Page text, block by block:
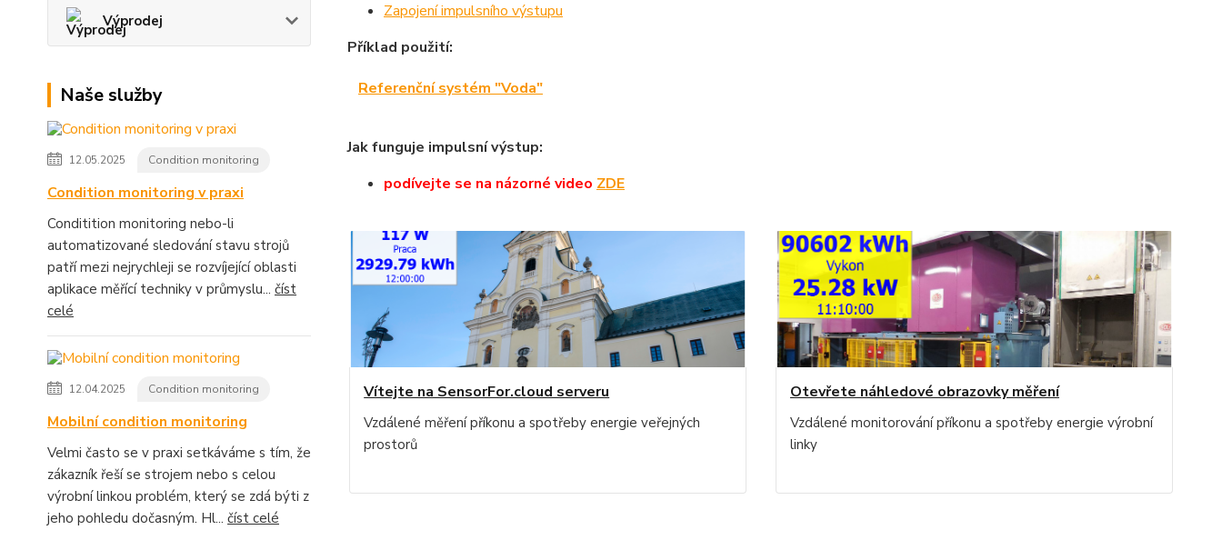
Výprodej
Naše služby
12.05.2025 Condition monitoring
Condition monitoring v praxi
Conditition monitoring nebo-li
automatizované sledování stavu strojů
patří mezi nejrychleji se rozvíjející oblasti
aplikace měřící techniky v průmyslu... číst
celé
12.04.2025 Condition monitoring
Mobilní condition monitoring
Velmi často se v praxi setkáváme s tím, že
zákazník řeší se strojem nebo s celou
výrobní linkou problém, který se zdá býti z
jeho pohledu dočasným. Hl... číst celé
Zapojení impulsního výstupu
Příklad použití:
Referenční systém "Voda"
Jak funguje impulsní výstup:
podívejte se na názorné video ZDE
Vítejte na SensorFor.cloud serveru
Vzdálené měření příkonu a spotřeby energie veřejných
prostorů
Otevřete náhledové obrazovky měření
Vzdálené monitorování příkonu a spotřeby energie výrobní
linky